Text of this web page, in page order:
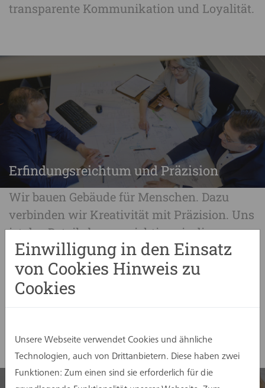
transparente Kommunikation und Loyalität.
Erfindungsreichtum und Präzision
Wir bauen Gebäude für Menschen. Dazu
verbinden wir Kreativität mit Präzision. Uns
ist das Detail ebenso wichtig, wie die
Atmosphäre eines Bauwerks, Nachhaltigkeit
und Wirtschaftlichkeit ebenso wichtig wie
Architektur und Funktion ebenso wichtig
Einwilligung in den Einsatz
von Cookies Hinweis zu
Cookies
Unsere Webseite verwendet Cookies und ähnliche
Technologien, auch von Drittanbietern. Diese haben zwei
Funktionen: Zum einen sind sie erforderlich für die